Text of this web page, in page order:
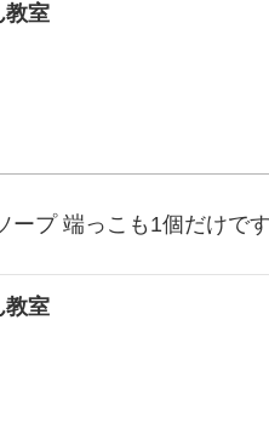
教室
プ 端っこも1個だけで
教室